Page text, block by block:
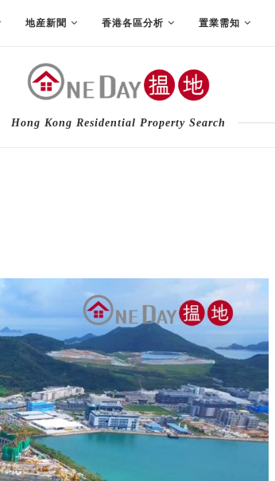
地産新聞 香港各區分析 置業需知
Hong Kong Residential Property Search